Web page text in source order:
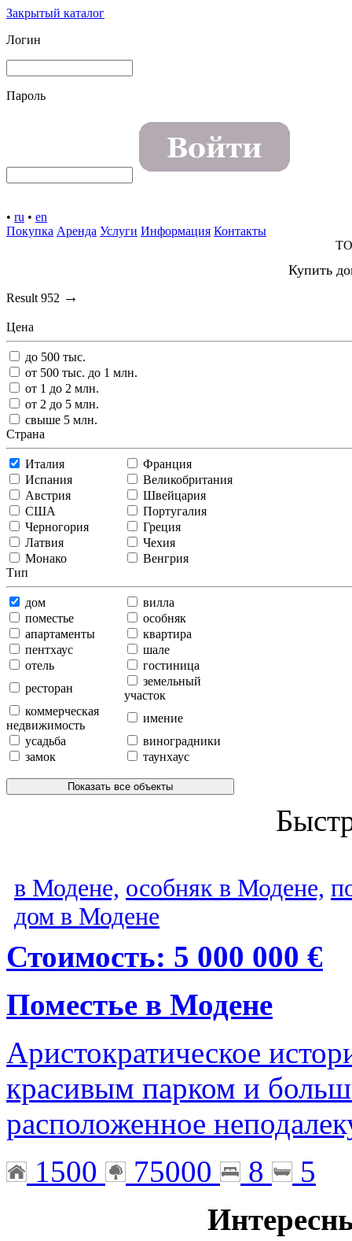
Закрытый каталог
Логин
Пароль
• ru • en
Покупка Аренда Услуги Информация Контакты
Купить
Result 952 →
Цена
до 500 тыс.
от 500 тыс. до 1 млн.
от 1 до 2 млн.
от 2 до 5 млн.
свыше 5 млн.
Страна
Италия
Франция
Испания
Великобритания
Австрия
Швейцария
США
Португалия
Черногория
Греция
Латвия
Чехия
Монако
Венгрия
Тип
дом
вилла
поместье
особняк
апартаменты
квартира
пентхаус
шале
отель
гостиница
ресторан
земельный
участок
коммерческая
недвижимость
имение
усадьба
виноградники
замок
таунхаус
Показать все объекты
в Модене, особняк в Модене,
дом в Модене
Стоимость: 5 000 000 €
Поместье в Модене
Аристократическое
красивым парком и
расположенное
1500
75000 8
5